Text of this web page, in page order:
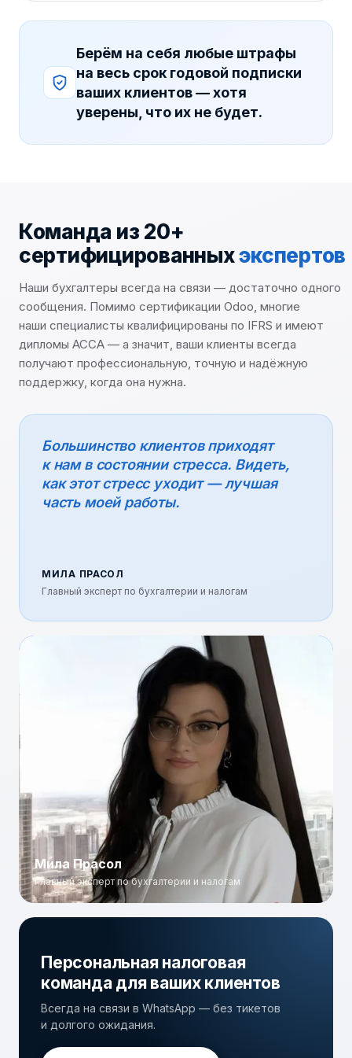
Берём на себя любые штрафы
на весь срок годовой подписки
ваших клиентов — хотя
уверены, что их не будет.
Команда из 20+
сертифицированныхэкспертов
Наши бухгалтеры всегда на связи — достаточно одного
сообщения. Помимо сертификации Odoo, многие
наши специалисты квалифицированы по IFRS и имеют
дипломы ACCA — а значит, ваши клиенты всегда
получают профессиональную, точную и надёжную
поддержку, когда она нужна.
Большинство клиентов приходят
к нам в состоянии стресса. Видеть,
как этот стресс уходит — лучшая
часть моей работы.
МИЛА ПРАСОЛ
Главный эксперт по бухгалтерии и налогам
Мила Прасол
Главный эксперт по бухгалтерии и налогам
Персональная налоговая
команда для ваших клиентов
Всегда на связи в WhatsApp — без тикетов
и долгого ожидания.